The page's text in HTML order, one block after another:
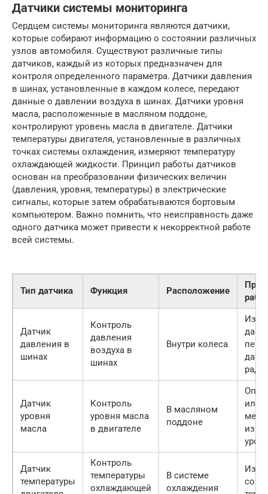
Датчики системы мониторинга
Сердцем системы мониторинга являются датчики,
которые собирают информацию о состоянии различных
узлов автомобиля. Существуют различные типы
датчиков, каждый из которых предназначен для
контроля определенного параметра. Датчики давления
в шинах, установленные в каждом колесе, передают
данные о давлении воздуха в шинах. Датчики уровня
масла, расположенные в масляном поддоне,
контролируют уровень масла в двигателе. Датчики
температуры двигателя, установленные в различных
точках системы охлаждения, измеряют температуру
охлаждающей жидкости. Принцип работы датчиков
основан на преобразовании физических величин
(давления, уровня, температуры) в электрические
сигналы, которые затем обрабатываются бортовым
компьютером. Важно помнить, что неисправность даже
одного датчика может привести к некорректной работе
всей системы.
Тип датчика Функция Расположение
Датчик
давления в
шинах
Контроль
давления
воздуха в
шинах
Внутри колеса
Датчик
уровня
масла
Контроль
уровня масла
в двигателе
В масляном
поддоне
или
Датчик
температуры
Контроль
температуры
охлаждающей
В системе
охлаждения